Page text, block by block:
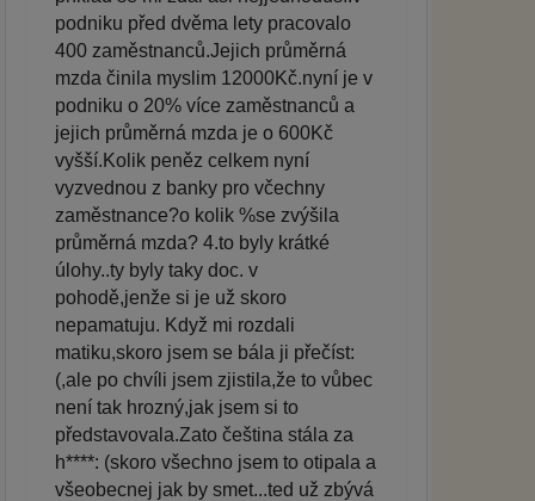
podniku před dvěma lety pracovalo
400 zaměstnanců.Jejich průměrná
mzda činila myslim 12000Kč.nyní je v
podniku o 20% více zaměstnanců a
jejich průměrná mzda je o 600Kč
vyšší.Kolik peněz celkem nyní
vyzvednou z banky pro včechny
zaměstnance?o kolik %se zvýšila
průměrná mzda? 4.to byly krátké
úlohy..ty byly taky doc. v
pohodě,jenže si je už skoro
nepamatuju. Když mi rozdali
matiku,skoro jsem se bála ji přečíst:
(,ale po chvíli jsem zjistila,že to vůbec
není tak hrozný,jak jsem si to
představovala.Zato čeština stála za
h****: (skoro všechno jsem to otipala a
všeobecnej jak by smet...ted už zbývá